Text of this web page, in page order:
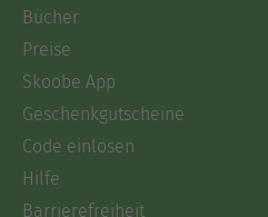
Bücher
Preise
Skoobe App
Geschenkgutscheine
Code einlösen
Hilfe
Barrierefreiheit